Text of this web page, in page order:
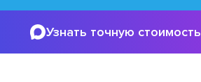
Узнать точную стоимость